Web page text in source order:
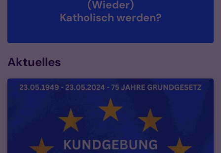
(Wieder)
Katholisch werden?
Aktuelles